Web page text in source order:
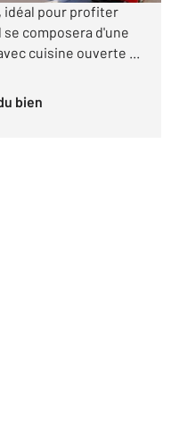
idéal pour profiter
composera d'une
cuisine ouverte ...
bien